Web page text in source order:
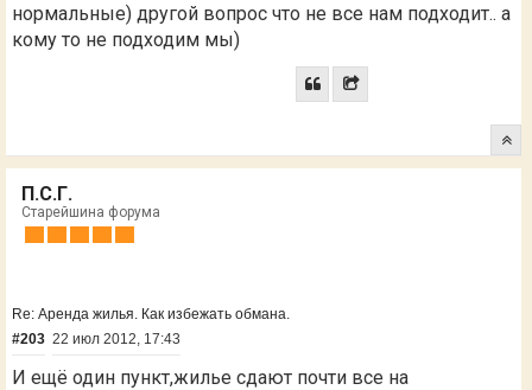
нормальные) другой вопрос что не все нам подходит.. а
кому то не подходим мы)
П.С.Г.
Старейшина форума
Re: Аренда жилья. Как избежать обмана.
#203 22 июл 2012, 17:43
И ещё один пункт,жилье сдают почти все на